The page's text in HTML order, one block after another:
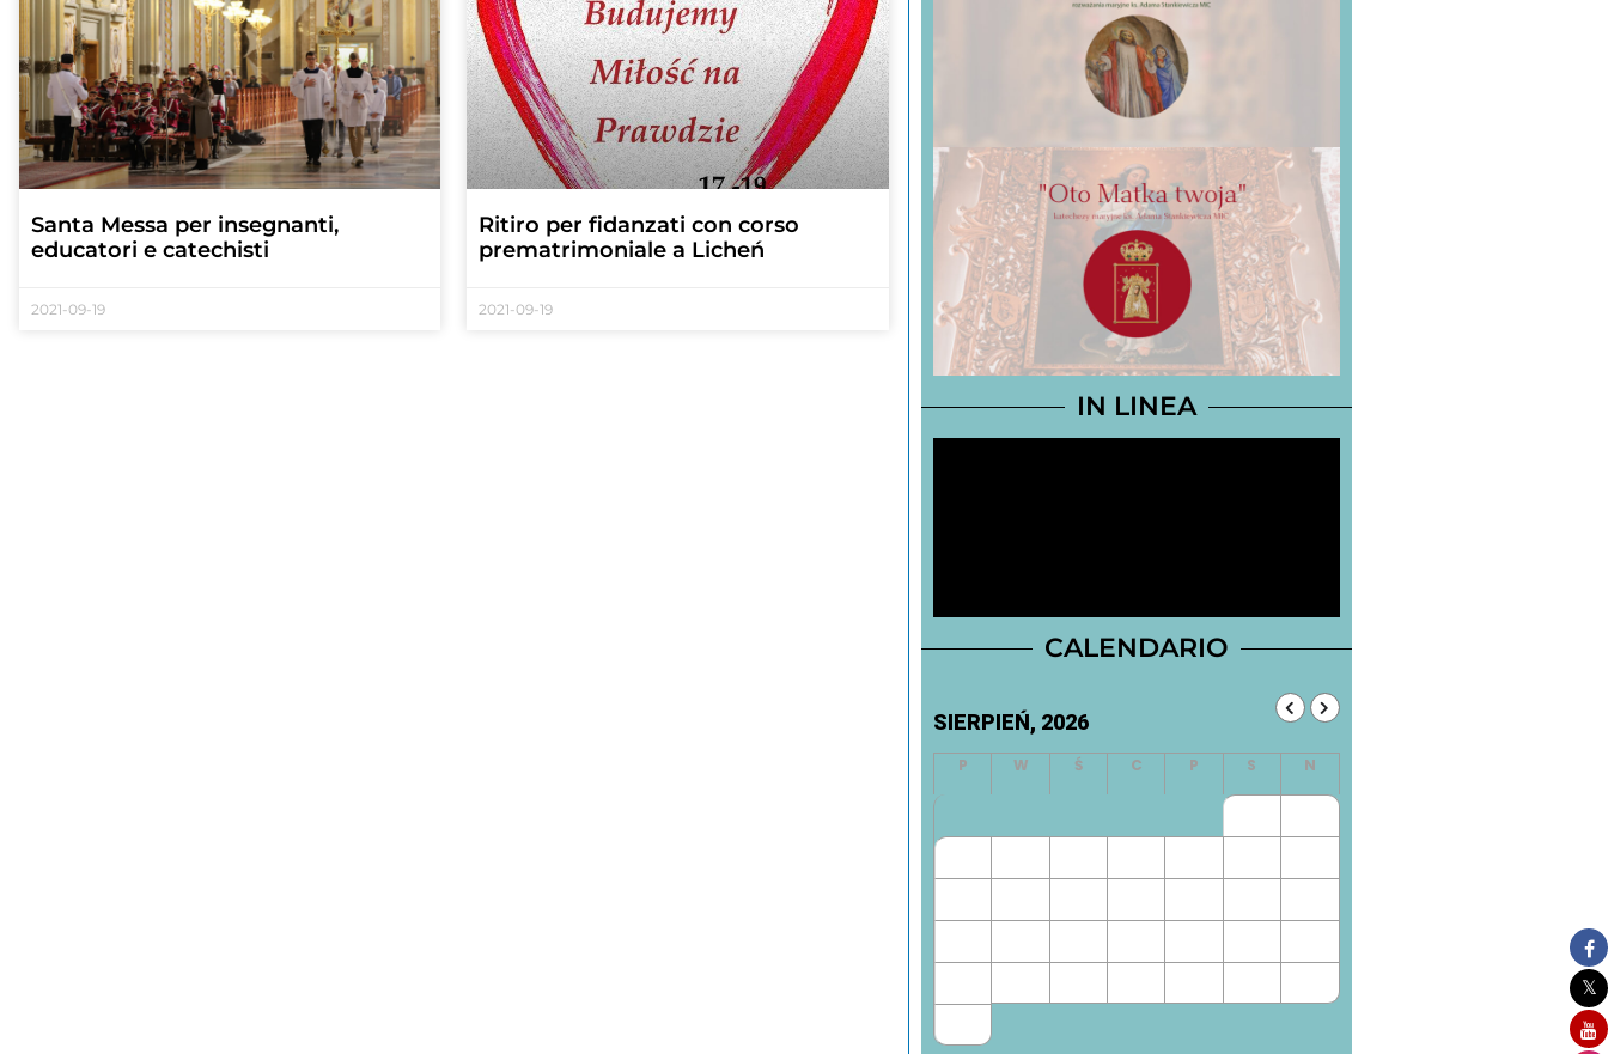
Santa Messa per insegnanti,
educatori e catechisti
2021-09-19
Ritiro per fidanzati con corso
prematrimoniale a Licheń
2021-09-19
IN LINEA
CALENDARIO
SIERPIEŃ, 2026